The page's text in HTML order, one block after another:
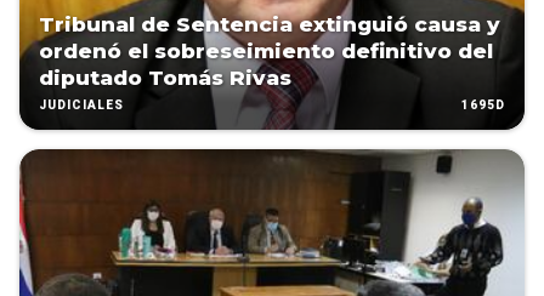
Tribunal de Sentencia extinguió causa y
ordenó el sobreseimiento definitivo del
diputado Tomás Rivas
JUDICIALES 1695D